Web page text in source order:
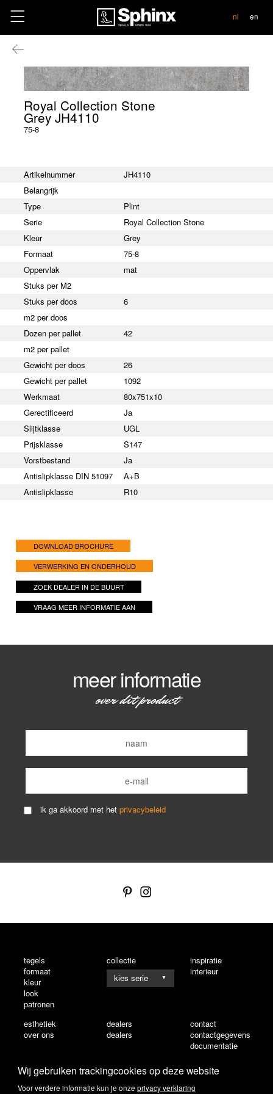
Wij gebruiken trackingcookies op deze website
Voor verdere informatie kun je onze privacy verklaring
nl en
Royal Collection Stone
Grey JH4110
75-8
Artikelnummer
JH4110
Belangrijk
Type
Plint
Serie
Royal Collection Stone
Kleur
Grey
Formaat
75-8
Oppervlak
mat
Stuks per M2
Stuks per doos
6
m2 per doos
Dozen per pallet
42
m2 per pallet
Gewicht per doos
26
Gewicht per pallet
1092
Werkmaat
80x751x10
Gerectificeerd
Ja
Slijtklasse
UGL
Prijsklasse
S147
Vorstbestand
Ja
Antislipklasse DIN 51097
A+B
Antislipklasse
R10
DOWNLOAD BROCHURE
VERWERKING EN ONDERHOUD
ZOEK DEALER IN DE BUURT
VRAAG MEER INFORMATIE AAN
meer informatie
over dit product
ik ga akkoord met het privacybeleid
tegels
formaat
kleur
look
patronen
collectie
▼
inspiratie
interieur
esthetiek
over ons
dealers
dealers
contact
contactgegevens
documentatie